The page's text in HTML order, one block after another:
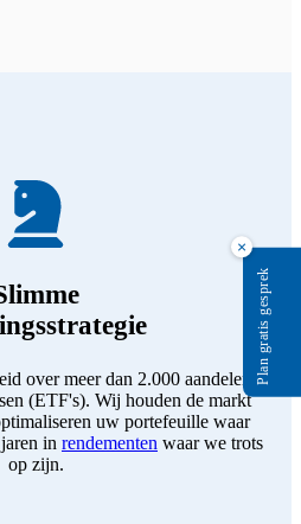
over meer dan 2.000 aandelen en
(ETF's). Wij houden de markt
uw portefeuille waar
in rendementen waar we trots
op zijn.
×
Plan gratis gesprek